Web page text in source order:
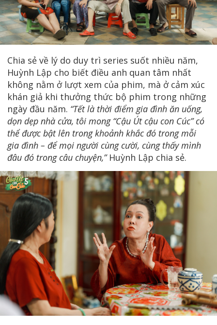
Chia sẻ về lý do duy trì series suốt nhiều năm,
Huỳnh Lập cho biết điều anh quan tâm nhất
không nằm ở lượt xem của phim, mà ở cảm xúc
khán giả khi thưởng thức bộ phim trong những
ngày đầu năm. “Tết là thời điểm gia đình ăn uống,
dọn dẹp nhà cửa, tôi mong “Cậu Út cậu con Cúc” có
thể được bật lên trong khoảnh khắc đó trong mỗi
gia đình – để mọi người cùng cười, cùng thấy mình
đâu đó trong câu chuyện,”Huỳnh Lập chia sẻ.